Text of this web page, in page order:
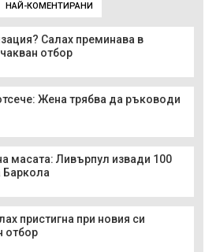
НАЙ-КОМЕНТИРАНИ
Салах преминава в
отбор
Жена трябва да ръководи
масата: Ливърпул извади 100
Баркола
пристигна при новия си
отбор